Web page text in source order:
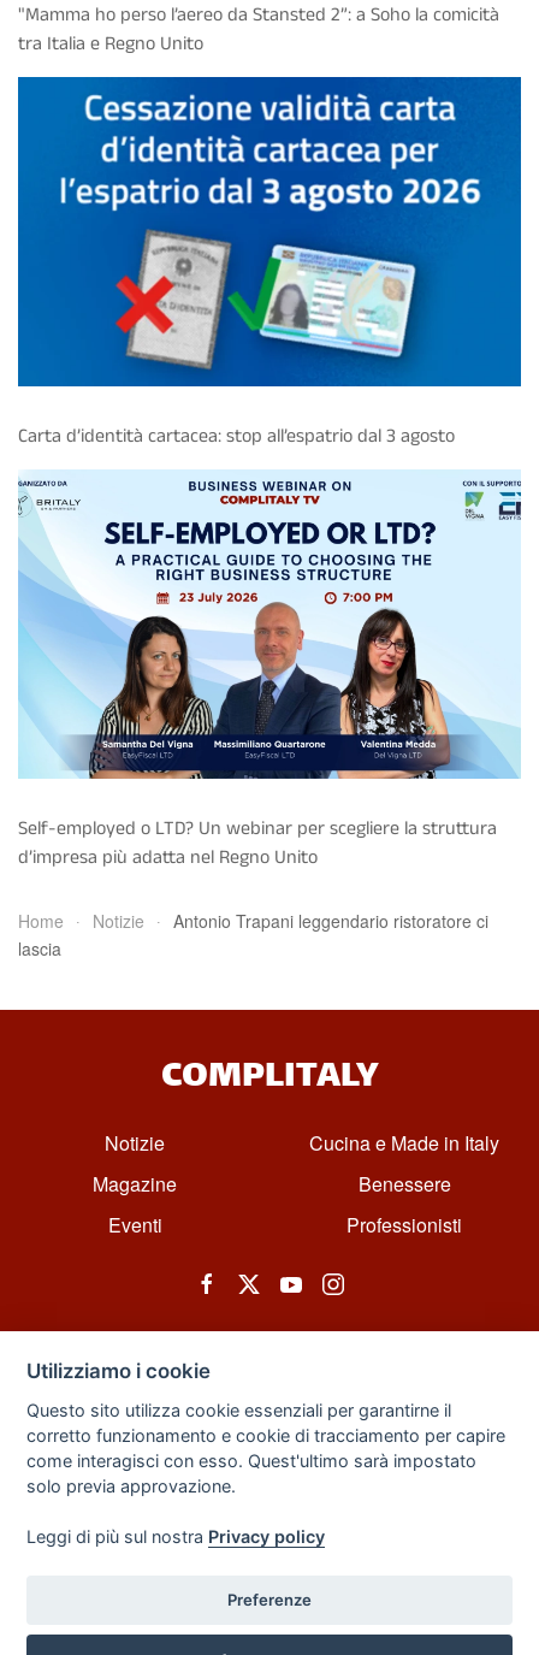
"Mamma ho perso l’aereo da Stansted 2”: a Soho la comicità
tra Italia e Regno Unito
Carta d’identità cartacea: stop all’espatrio dal 3 agosto
Self-employed o LTD? Un webinar per scegliere la struttura
d’impresa più adatta nel Regno Unito
Home Notizie
Antonio Trapani leggendario ristoratore ci
lascia
COMPLITALY
Notizie
Magazine
Eventi
Cucina e Made in Italy
Benessere
Professionisti
© All rights reserved. Powered by Zarix Solution LTD, Forest House
Business Centre, 8 Gainsborough Road, London, England, E11 1HT.
Privacy Policy |Sitemap
Utilizziamo i cookie
Questo sito utilizza cookie essenziali per garantirne il
corretto funzionamento e cookie di tracciamento per capire
come interagisci con esso. Quest'ultimo sarà impostato
solo previa approvazione.
Leggi di più sul nostra Privacy policy
Preferenze